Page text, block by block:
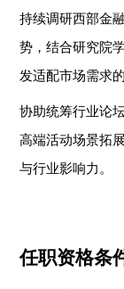
持续调研西部金
势，结合研究院
发适配市场需求
协助统筹行业论
高端活动场景拓
与行业影响力。
任职资格条